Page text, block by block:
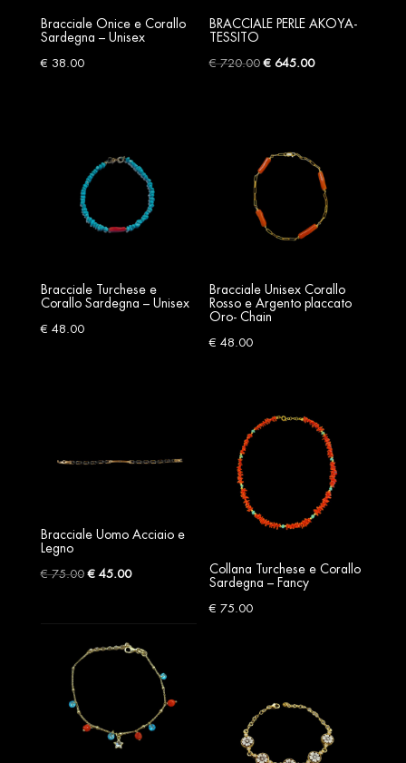
Bracciale Onice e Corallo
Sardegna – Unisex
€ 38.00
BRACCIALE PERLE AKOYA-
TESSITO
€720.00Original
€ 645.00Current
Bracciale Turchese e
Corallo Sardegna – Unisex
€ 48.00
Bracciale Unisex Corallo
Rosso e Argento placcato
Oro- Chain
€ 48.00
Bracciale Uomo Acciaio e
Legno
€75.00Original
€ 75.00.
€45.00Current
€ 45.00.
Collana Turchese e Corallo
Sardegna – Fancy
€ 75.00